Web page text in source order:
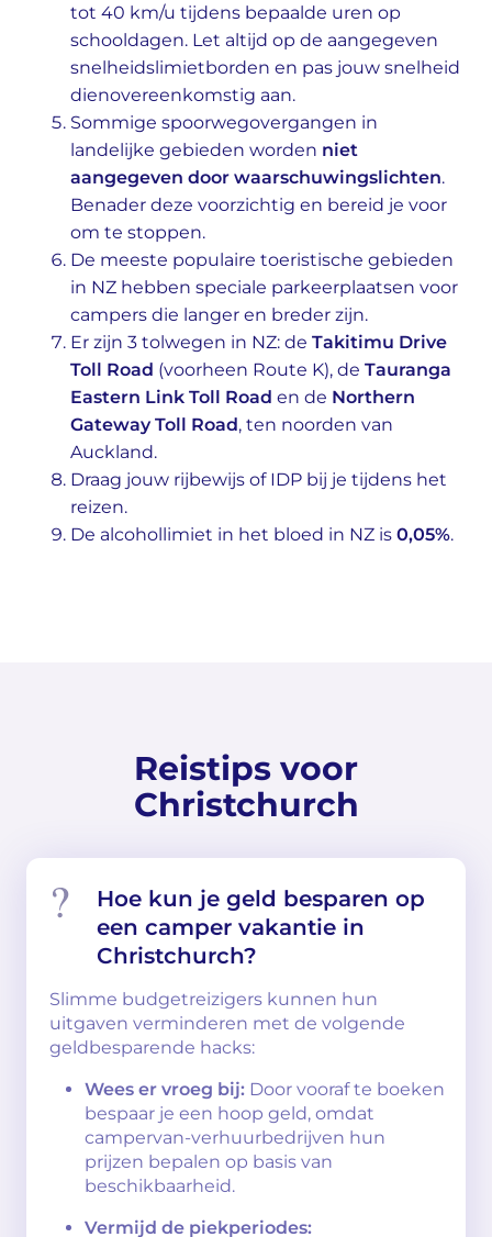
tot 40 km/u tijdens bepaalde uren op
schooldagen. Let altijd op de aangegeven
snelheidslimietborden en pas jouw snelheid
dienovereenkomstig aan.
Sommige spoorwegovergangen in
landelijke gebieden worden niet
aangegeven door waarschuwingslichten.
Benader deze voorzichtig en bereid je voor
om te stoppen.
De meeste populaire toeristische gebieden
in NZ hebben speciale parkeerplaatsen voor
campers die langer en breder zijn.
Er zijn 3 tolwegen in NZ: de Takitimu Drive
Toll Road (voorheen Route K), de Tauranga
Eastern Link Toll Road en de Northern
Gateway Toll Road, ten noorden van
Auckland.
Draag jouw rijbewijs of IDP bij je tijdens het
reizen.
De alcohollimiet in het bloed in NZ is 0,05%.
Reistips voor
Christchurch
Hoe kun je geld besparen op
een camper vakantie in
Christchurch?
Slimme budgetreizigers kunnen hun
uitgaven verminderen met de volgende
geldbesparende hacks:
Wees er vroeg bij: Door vooraf te boeken
bespaar je een hoop geld, omdat
campervan-verhuurbedrijven hun
prijzen bepalen op basis van
beschikbaarheid.
Vermijd de piekperiodes: